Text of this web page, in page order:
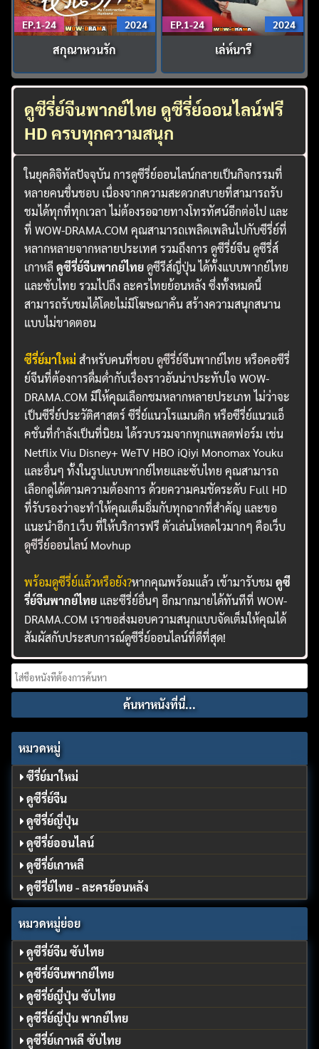
EP.1-24 2024
สกุณาหวนรัก
EP.1-24 2024
เล่ห์นารี
ดูซีรี่ย์จีนพากย์ไทย ดูซีรี่ย์ออนไลน์ฟรี
HD ครบทุกความสนุก
ในยุคดิจิทัลปัจจุบัน การดูซีรี่ย์ออนไลน์กลายเป็นกิจกรรมที่
หลายคนชื่นชอบ เนื่องจากความสะดวกสบายที่สามารถรับ
ชมได้ทุกที่ทุกเวลา ไม่ต้องรอฉายทางโทรทัศน์อีกต่อไป และ
ที่ WOW-DRAMA.COM คุณสามารถเพลิดเพลินไปกับซีรี่ย์ที่
หลากหลายจากหลายประเทศ รวมถึงการ ดูซีรี่ย์จีน ดูซีรี่ส์
เกาหลีดูซีรี่ย์จีนพากย์ไทยดูซีรีส์ญี่ปุ่น ได้ทั้งแบบพากย์ไทย
และซับไทย รวมไปถึง ละครไทยย้อนหลัง ซึ่งทั้งหมดนี้
สามารถรับชมได้โดยไม่มีโฆษณาคั่น สร้างความสนุกสนาน
แบบไม่ขาดตอน
ซีรี่ย์มาใหม่ สำหรับคนที่ชอบดูซีรี่ย์จีนพากย์ไทย หรือคอซีรี่
ย์จีนที่ต้องการดื่มด่ำกับเรื่องราวอันน่าประทับใจ WOW-
DRAMA.COM มีให้คุณเลือกชมหลากหลายประเภท ไม่ว่าจะ
เป็นซีรี่ย์ประวัติศาสตร์ ซีรี่ย์แนวโรแมนติก หรือซีรี่ย์แนวแอ็
คชั่นที่กำลังเป็นที่นิยม ได้รวบรวมจากทุกแพลตฟอร์ม เช่น
Netflix Viu Disney+ WeTV HBO iQiyi Monomax Youku
และอื่นๆ ทั้งในรูปแบบพากย์ไทยและซับไทย คุณสามารถ
เลือกดูได้ตามความต้องการ ด้วยความคมชัดระดับ Full HD
ที่รับรองว่าจะทำให้คุณเต็มอิ่มกับทุกฉากที่สำคัญ และขอ
แนะนำอีก1เว็บ ที่ให้บริการฟรี ตัวเล่นโหลดไวมากๆ คือเว็บ
ดูซีรี่ย์ออนไลน์ Movhup
พร้อมดูซีรี่ย์แล้วหรือยัง?หากคุณพร้อมแล้ว เข้ามารับชมดูซี
รี่ย์จีนพากย์ไทย และซีรี่ย์อื่นๆ อีกมากมายได้ทันทีที่ WOW-
DRAMA.COM เราขอส่งมอบความสนุกแบบจัดเต็มให้คุณได้
สัมผัสกับประสบการณ์ดูซีรี่ย์ออนไลน์ที่ดีที่สุด!
Search
for:
หมวดหมู่
ซีรี่ย์มาใหม่
ดูซีรี่ย์จีน
ดูซีรี่ย์ญี่ปุ่น
ดูซีรี่ย์ออนไลน์
ดูซีรี่ย์เกาหลี
ดูซีรี่ย์ไทย - ละครย้อนหลัง
หมวดหมู่ย่อย
ดูซีรี่ย์จีน ซับไทย
ดูซีรี่ย์จีนพากย์ไทย
ดูซีรี่ย์ญี่ปุ่น ซับไทย
ดูซีรี่ย์ญี่ปุ่น พากย์ไทย
ดูซีรี่ย์เกาหลี ซับไทย